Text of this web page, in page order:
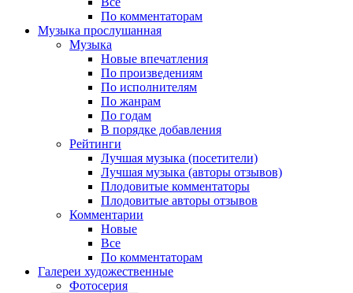
По комментаторам
Музыка прослушанная
Музыка
Новые впечатления
По произведениям
По исполнителям
По жанрам
По годам
В порядке добавления
Рейтинги
Лучшая музыка (посетители)
Лучшая музыка (авторы отзывов)
Плодовитые комментаторы
Плодовитые авторы отзывов
Комментарии
Новые
Все
По комментаторам
Галереи художественные
Фотосерия